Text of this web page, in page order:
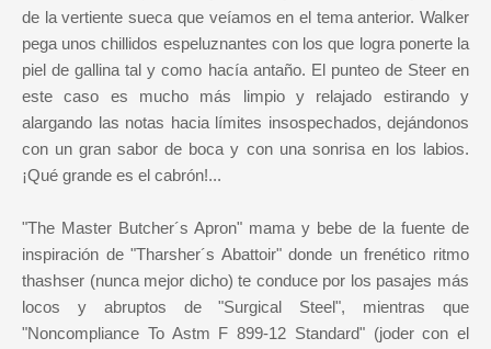
de la vertiente sueca que veíamos en el tema anterior. Walker
pega unos chillidos espeluznantes con los que logra ponerte la
piel de gallina tal y como hacía antaño. El punteo de Steer en
este caso es mucho más limpio y relajado estirando y
alargando las notas hacia límites insospechados, dejándonos
con un gran sabor de boca y con una sonrisa en los labios.
¡Qué grande es el cabrón!...
"The Master Butcher´s Apron" mama y bebe de la fuente de
inspiración de "Tharsher´s Abattoir" donde un frenético ritmo
thashser (nunca mejor dicho) te conduce por los pasajes más
locos y abruptos de "Surgical Steel", mientras que
"Noncompliance To Astm F 899-12 Standard" (joder con el